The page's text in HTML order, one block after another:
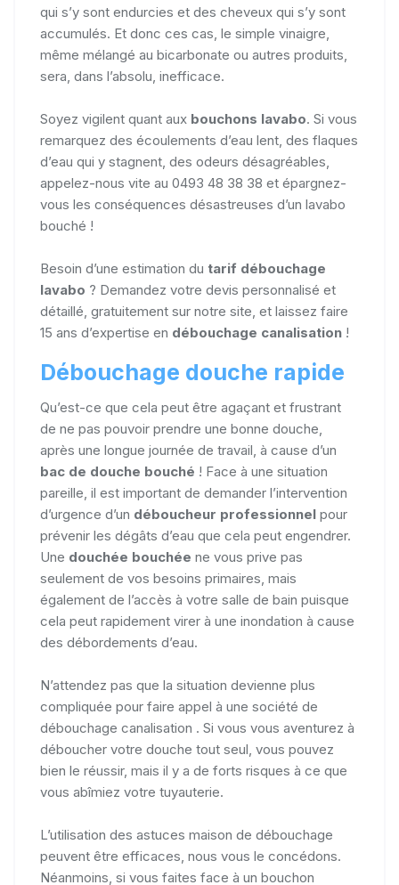
qui s’y sont endurcies et des cheveux qui s’y sont
accumulés. Et donc ces cas, le simple vinaigre,
même mélangé au bicarbonate ou autres produits,
sera, dans l’absolu, inefficace.
Soyez vigilent quant aux bouchons lavabo. Si vous
remarquez des écoulements d’eau lent, des flaques
d’eau qui y stagnent, des odeurs désagréables,
appelez-nous vite au 0493 48 38 38 et épargnez-
vous les conséquences désastreuses d’un lavabo
bouché !
Besoin d’une estimation du tarif débouchage
lavabo ? Demandez votre devis personnalisé et
détaillé, gratuitement sur notre site, et laissez faire
15 ans d’expertise en débouchage canalisation !
Débouchage douche rapide
Qu’est-ce que cela peut être agaçant et frustrant
de ne pas pouvoir prendre une bonne douche,
après une longue journée de travail, à cause d’un
bac de douche bouché ! Face à une situation
pareille, il est important de demander l’intervention
d’urgence d’un déboucheur professionnel pour
prévenir les dégâts d’eau que cela peut engendrer.
Une douchée bouchée ne vous prive pas
seulement de vos besoins primaires, mais
également de l’accès à votre salle de bain puisque
cela peut rapidement virer à une inondation à cause
des débordements d’eau.
N’attendez pas que la situation devienne plus
compliquée pour faire appel à une société de
débouchage canalisation . Si vous vous aventurez à
déboucher votre douche tout seul, vous pouvez
bien le réussir, mais il y a de forts risques à ce que
vous abîmiez votre tuyauterie.
L’utilisation des astuces maison de débouchage
peuvent être efficaces, nous vous le concédons.
Néanmoins, si vous faites face à un bouchon